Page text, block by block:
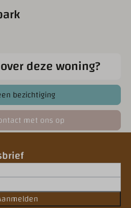
deze woning?
bezichtiging
met ons op